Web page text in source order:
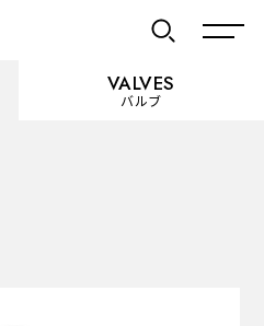
VALVES
バルブ